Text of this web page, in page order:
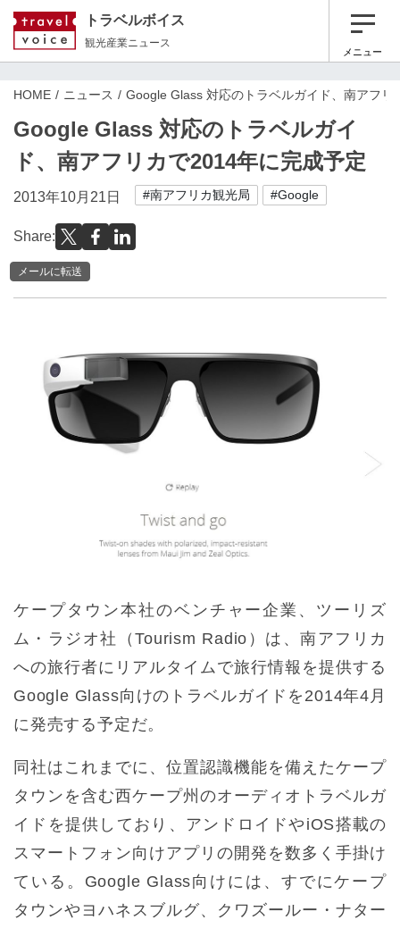
トラベルボイス
観光産業ニュース
メニュー
HOME ニュース Google Glass 対応のトラベルガイド、南アフリ
Google Glass 対応のトラベルガイ
ド、南アフリカで2014年に完成予定
2013年10月21日 #南アフリカ観光局 #Google
Share:
メールに転送
ケープタウン本社のベンチャー企業、ツーリズ
ム・ラジオ社（Tourism Radio）は、南アフリカ
への旅行者にリアルタイムで旅行情報を提供する
Google Glass向けのトラベルガイドを2014年4月
に発売する予定だ。
同社はこれまでに、位置認識機能を備えたケープ
タウンを含む西ケープ州のオーディオトラベルガ
イドを提供しており、アンドロイドやiOS搭載の
スマートフォン向けアプリの開発を数多く手掛け
ている。Google Glass向けには、すでにケープ
タウンやヨハネスブルグ、クワズールー・ナター